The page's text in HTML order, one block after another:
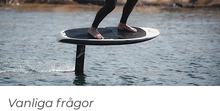
Vanliga frågor